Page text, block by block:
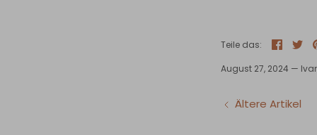
Teile das: Teilen
August 27, 2024 —
Ältere Artikel